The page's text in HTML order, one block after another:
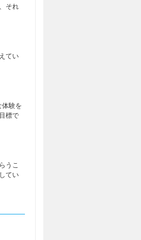
それ
てい
体験を
標で
うこ
てい